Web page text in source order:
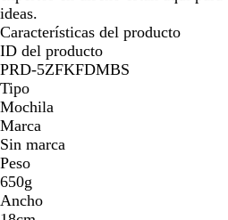
ideas.
Características del producto
ID del producto
PRD-5ZFKFDMBS
Tipo
Mochila
Marca
Sin marca
Peso
650g
Ancho